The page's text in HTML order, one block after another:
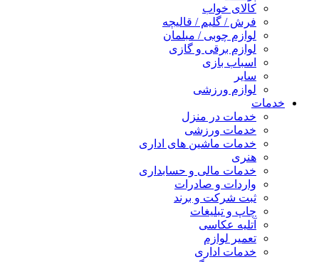
کالای خواب
فرش / گلیم / قالیچه
لوازم چوبی / مبلمان
لوازم برقی و گازی
اسباب بازی
سایر
لوازم ورزشی
خدمات
خدمات در منزل
خدمات ورزشی
خدمات ماشین های اداری
هنری
خدمات مالی و حسابداری
واردات و صادرات
ثبت شرکت و برند
چاپ و تبلیغات
آتلیه عکاسی
تعمیر لوازم
خدمات اداری